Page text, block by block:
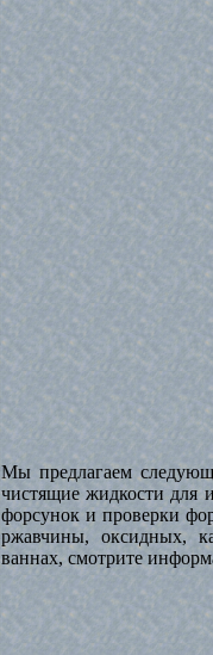
Мы предлагаем
чистящие жидкости для
форсунок и проверки
ржавчины, оксидных,
ваннах, смотрите